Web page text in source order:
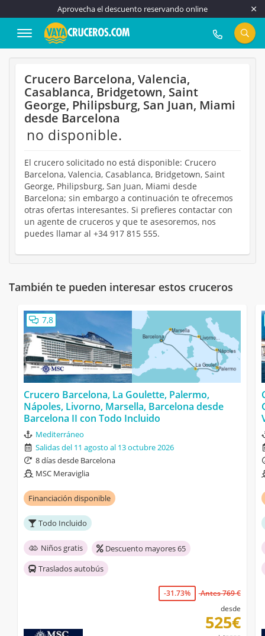
Aprovecha el descuento reservando online
917 815 555
Crucero Barcelona, Valencia,
Casablanca, Bridgetown, Saint
George, Philipsburg, San Juan, Miami
desde Barcelona
no disponible.
El crucero solicitado no está disponible: Crucero
Barcelona, Valencia, Casablanca, Bridgetown, Saint
George, Philipsburg, San Juan, Miami desde
Barcelona; sin embargo a continuación te ofrecemos
otras ofertas interesantes. Si prefieres contactar con
un agente de cruceros y que te asesoremos, nos
puedes llamar al +34 917 815 555.
También te pueden interesar estos cruceros
7,8
Crucero Barcelona, La Goulette, Palermo,
Nápoles, Livorno, Marsella, Barcelona desde
Barcelona II con Todo Incluido
Mediterráneo
Salidas del 11 agosto al 13 octubre 2026
8 días desde Barcelona
MSC Meraviglia
Financiación disponible
Todo Incluido
Niños gratis
Descuento mayores 65
Traslados autobús
-31.73%
Antes 769 €
desde
525€